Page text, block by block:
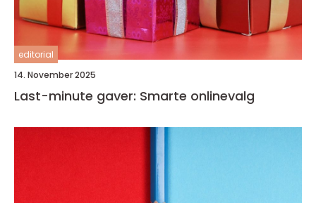
editorial
14. November 2025
Last-minute gaver: Smarte onlinevalg